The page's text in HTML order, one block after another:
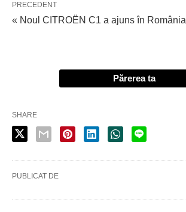
PRECEDENT
« Noul CITROËN C1 a ajuns în România
Părerea ta
SHARE
PUBLICAT DE